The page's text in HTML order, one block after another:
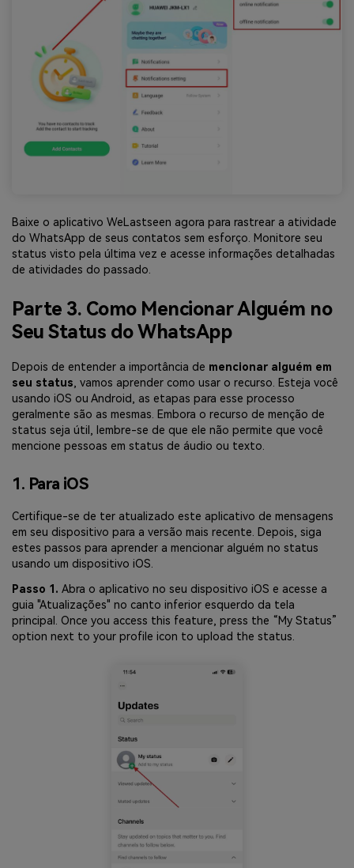
Baixe o aplicativo WeLastseen agora para rastrear a atividade
do WhatsApp de seus contatos sem esforço. Monitore seu
status visto pela última vez e acesse informações detalhadas
de atividades do passado.
Parte 3. Como Mencionar Alguém no
Seu Status do WhatsApp
Depois de entender a importância de mencionar alguém em
seu status , vamos aprender como usar o recurso. Esteja você
usando iOS ou Android, as etapas para esse processo
geralmente são as mesmas. Embora o recurso de menção de
status seja útil, lembre-se de que ele não permite que você
mencione pessoas em status de áudio ou texto.
1. Para iOS
Certifique-se de ter atualizado este aplicativo de mensagens
em seu dispositivo para a versão mais recente. Depois, siga
estes passos para aprender a mencionar alguém no status
usando um dispositivo iOS.
Passo 1. Abra o aplicativo no seu dispositivo iOS e acesse a
guia "Atualizações" no canto inferior esquerdo da tela
principal. Once you access this feature, press the “My Status”
option next to your profile icon to upload the status.